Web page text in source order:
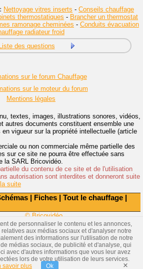
| Fiches | Tout le chauffage |
Nettoyage vitres inserts - Conseils chauffage
thermostatiques - Brancher un thermostat
ramonage cheminées - Conduits évacuation
radiateur froid
des questions
sur le forum Chauffage
sur le moteur du forum
Mentions légales
textes, images, illustrations sonores, vidéos,
autres documents constituent ensemble une
vigueur sur la propriété intellectuelle (article
ou non commerciale même partielle des
sur ce site ne pourra être effectuée sans
la SARL Bricovidéo.
du contenu de ce site et de l'utilisation
autorisation sont interdites et donneront suite
suite
© Bricovidéo
de personnaliser le contenu et les annonces,
aux médias sociaux et d'analyser notre
des informations sur l'utilisation de notre
médias sociaux, de publicité et d'analyse, qui
avec d'autres informations que vous leur avez
lors de votre utilisation de leurs services.
savoir plus
Ok ×